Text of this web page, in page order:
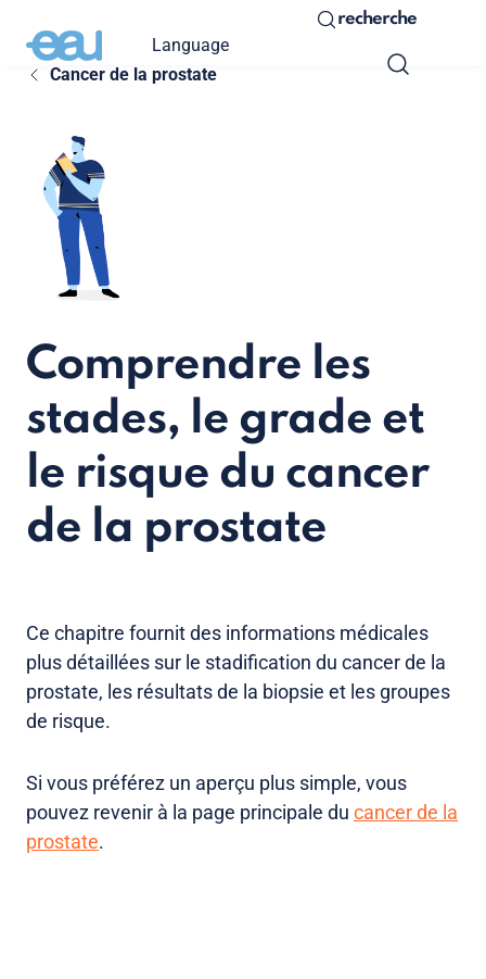
Language
recherche
Cancer de la prostate
Comprendre les
stades, le grade et
le risque du cancer
de la prostate
Ce chapitre fournit des informations médicales
plus détaillées sur le stadification du cancer de la
prostate, les résultats de la biopsie et les groupes
de risque.
Si vous préférez un aperçu plus simple, vous
pouvez revenir à la page principale du cancer de la
prostate.